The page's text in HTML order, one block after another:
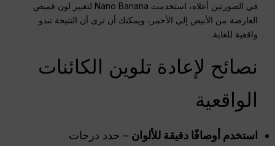
في الصورتين أعلاه، استخدمت Nano Banana لتغيير لون قميص
العارضة من الأبيض إلى الأحمر، ويمكنك أن ترى أن النتيجة تبدو
واقعية للغاية.
نصائح لإعادة تلوين الكائنات
الواقعية
استخدم أوصافًا دقيقة للألوان – حدد درجات